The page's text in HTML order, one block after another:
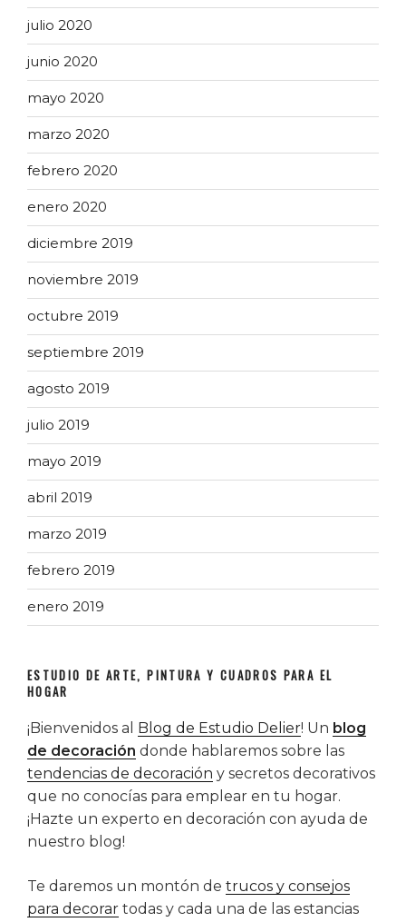
julio 2020
junio 2020
mayo 2020
marzo 2020
febrero 2020
enero 2020
diciembre 2019
noviembre 2019
octubre 2019
septiembre 2019
agosto 2019
julio 2019
mayo 2019
abril 2019
marzo 2019
febrero 2019
enero 2019
ESTUDIO DE ARTE, PINTURA Y CUADROS PARA EL
HOGAR
¡Bienvenidos al Blog de Estudio Delier! Un blog
de decoración donde hablaremos sobre las
tendencias de decoración y secretos decorativos
que no conocías para emplear en tu hogar.
¡Hazte un experto en decoración con ayuda de
nuestro blog!
Te daremos un montón de trucos y consejos
para decorar todas y cada una de las estancias